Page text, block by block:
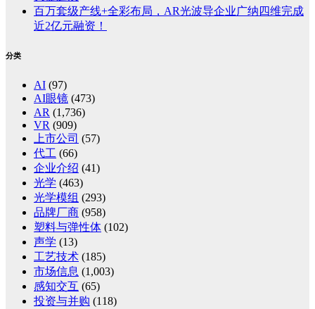
百万套级产线+全彩布局，AR光波导企业广纳四维完成
近2亿元融资！
分类
AI (97)
AI眼镜 (473)
AR (1,736)
VR (909)
上市公司 (57)
代工 (66)
企业介绍 (41)
光学 (463)
光学模组 (293)
品牌厂商 (958)
塑料与弹性体 (102)
声学 (13)
工艺技术 (185)
市场信息 (1,003)
感知交互 (65)
投资与并购 (118)